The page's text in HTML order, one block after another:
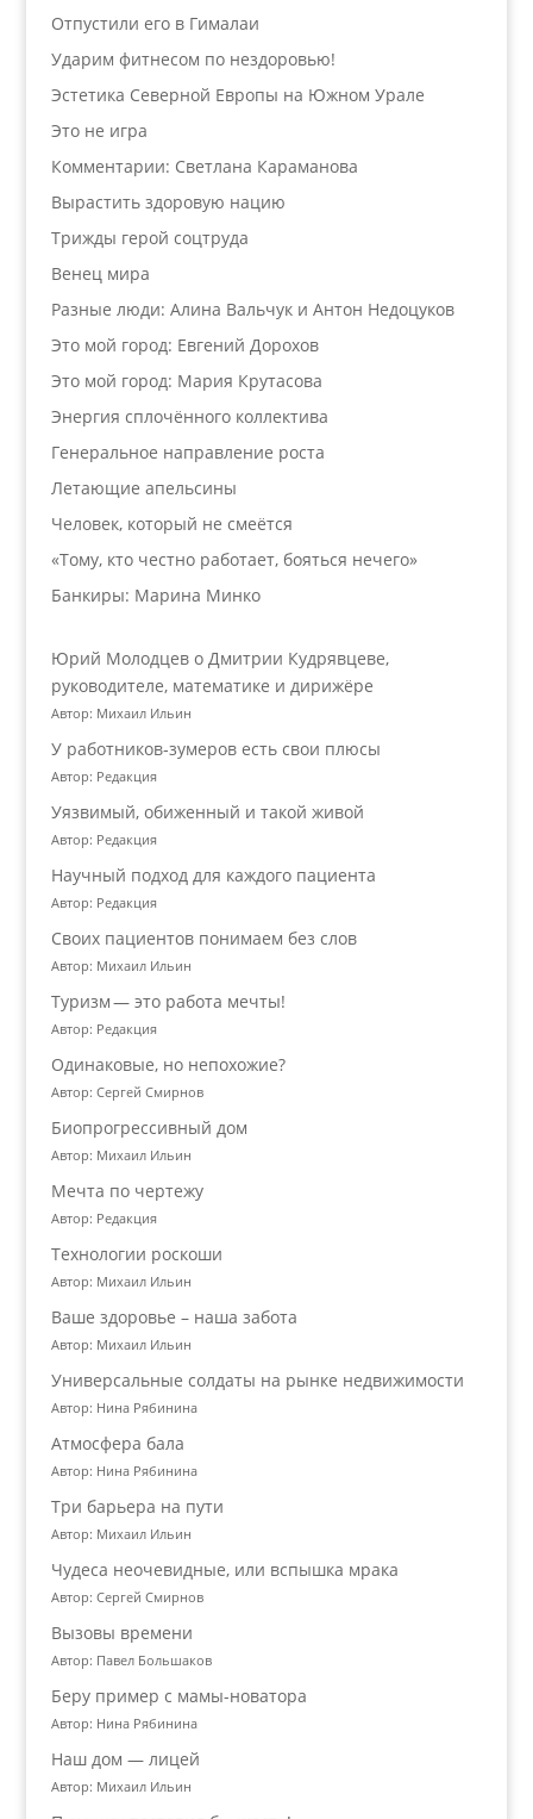
Отпустили его в Гималаи
Ударим фитнесом по нездоровью!
Эстетика Северной Европы на Южном Урале
Это не игра
Комментарии: Светлана Караманова
Вырастить здоровую нацию
Трижды герой соцтруда
Венец мира
Разные люди: Алина Вальчук и Антон Недоцуков
Это мой город: Евгений Дорохов
Это мой город: Мария Крутасова
Энергия сплочённого коллектива
Генеральное направление роста
Летающие апельсины
Человек, который не смеётся
«Тому, кто честно работает, бояться нечего»
Банкиры: Марина Минко
Юрий Молодцев о Дмитрии Кудрявцеве,
руководителе, математике и дирижёре
Автор: Михаил Ильин
У работников‑зумеров есть свои плюсы
Автор: Редакция
Уязвимый, обиженный и такой живой
Автор: Редакция
Научный подход для каждого пациента
Автор: Редакция
Своих пациентов понимаем без слов
Автор: Михаил Ильин
Туризм — это работа мечты!
Автор: Редакция
Одинаковые, но непохожие?
Автор: Сергей Смирнов
Биопрогрессивный дом
Автор: Михаил Ильин
Мечта по чертежу
Автор: Редакция
Технологии роскоши
Автор: Михаил Ильин
Ваше здоровье – наша забота
Автор: Михаил Ильин
Универсальные солдаты на рынке недвижимости
Автор: Нина Рябинина
Атмосфера бала
Автор: Нина Рябинина
Три барьера на пути
Автор: Михаил Ильин
Чудеса неочевидные, или вспышка мрака
Автор: Сергей Смирнов
Вызовы времени
Автор: Павел Большаков
Беру пример с мамы-новатора
Автор: Нина Рябинина
Наш дом — лицей
Автор: Михаил Ильин